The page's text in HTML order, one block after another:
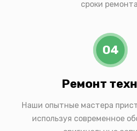
сроки
04
Ремонт
Наши опытные мастера
используя современное